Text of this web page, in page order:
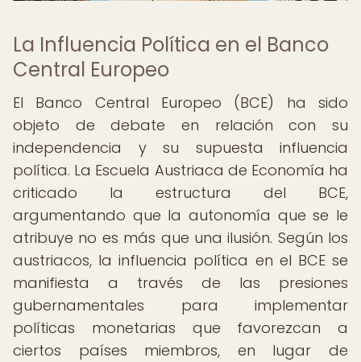
La Influencia Política en el Banco
Central Europeo
El Banco Central Europeo (BCE) ha sido
objeto de debate en relación con su
independencia y su supuesta influencia
política. La Escuela Austriaca de Economía ha
criticado la estructura del BCE,
argumentando que la autonomía que se le
atribuye no es más que una ilusión. Según los
austriacos, la influencia política en el BCE se
manifiesta a través de las presiones
gubernamentales para implementar
políticas monetarias que favorezcan a
ciertos países miembros, en lugar de